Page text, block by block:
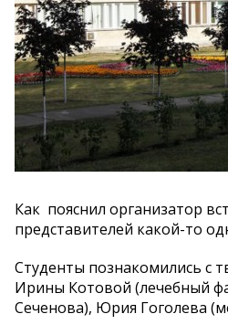
Как пояснил организатор
представителей какой-то
Студенты познакомились с
Ирины Котовой (лечебный
Сеченова), Юрия Гоголева